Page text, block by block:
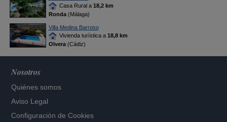
Casa Rural a 18,2 km
Ronda(Málaga)
Villa Medina Barroso
Vivienda turística a 18,8 km
Olvera(Cádiz)
Nosotros
Quiénes somos
Aviso Legal
Configuración de Cookies